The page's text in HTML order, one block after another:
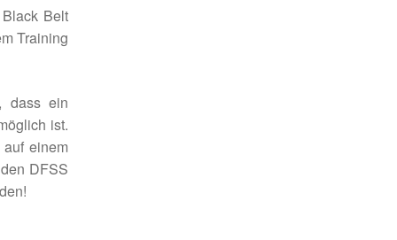
Belt
Training
dass ein
ist.
einem
DFSS